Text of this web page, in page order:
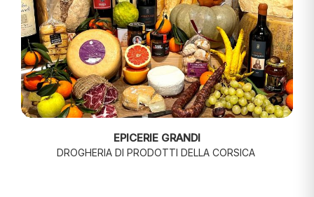
EPICERIE GRANDI
DROGHERIA DI PRODOTTI DELLA CORSICA